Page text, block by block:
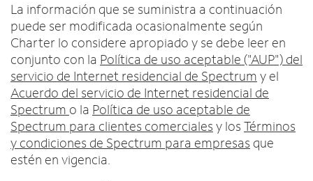
i
s
t
a
La información que se suministra a continuación
puede ser modificada ocasionalmente según
Charter lo considere apropiado y se debe leer en
conjunto con la Política de uso aceptable ("AUP") del
servicio de Internet residencial de Spectrum y el
Acuerdo del servicio de Internet residencial de
Spectrum o la Política de uso aceptable de
Spectrum para clientes comerciales y los Términos
y condiciones de Spectrum para empresas que
estén en vigencia.